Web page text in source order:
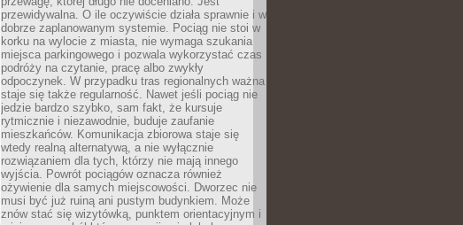
przewidywalna. O ile oczywiście działa sprawnie i w
dobrze zaplanowanym systemie. Pociąg nie stoi w
korku na wylocie z miasta, nie wymaga szukania
miejsca parkingowego i pozwala wykorzystać czas
podróży na czytanie, pracę albo zwykły
odpoczynek. W przypadku tras regionalnych ważna
staje się także regularność. Nawet jeśli pociąg nie
jedzie bardzo szybko, sam fakt, że kursuje
rytmicznie i niezawodnie, buduje zaufanie
mieszkańców. Komunikacja zbiorowa staje się
wtedy realną alternatywą, a nie wyłącznie
rozwiązaniem dla tych, którzy nie mają innego
wyjścia. Powrót pociągów oznacza również
ożywienie dla samych miejscowości. Dworzec nie
musi być już ruiną ani pustym budynkiem. Może
znów stać się wizytówką, punktem orientacyjnym i